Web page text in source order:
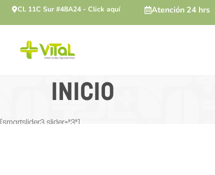
Cl. 11C Sur #48A24 - Click aquí Atención 24 hrs
INICIO
[smartslider3 slider="3"]